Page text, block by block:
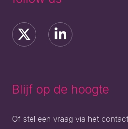
Blijf op de hoogte
Of stel een vraag via het